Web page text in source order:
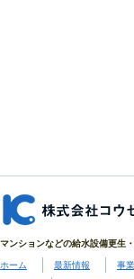
マンションなどの給水設備更生
ホーム 最新情報 事